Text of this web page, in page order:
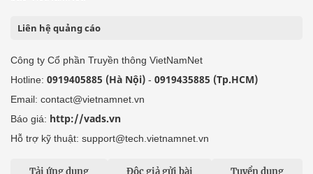
Liên hệ quảng cáo
Công ty Cổ phần Truyền thông VietNamNet
Hotline: 0919405885 (Hà Nội) - 0919435885 (Tp.HCM)
Email: contact@vietnamnet.vn
Báo giá: http://vads.vn
Hỗ trợ kỹ thuật: support@tech.vietnamnet.vn
Tải ứng dụng Độc giả gửi bài Tuyển dụng